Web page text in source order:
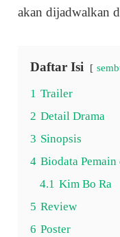
akan dijadwalkan
Daftar Isi
1 Trailer
2 Detail Drama
3 Sinopsis
4 Biodata
4.1 Kim Bo Ra
5 Review
6 Poster